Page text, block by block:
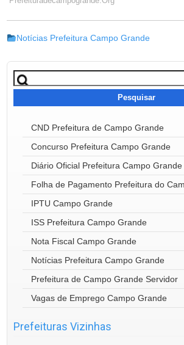
Notícias Prefeitura Campo Grande
Pesquisar
por:
CND Prefeitura de Campo Grande
Concurso Prefeitura Campo Grande
Diário Oficial Prefeitura Campo Grande
Folha de Pagamento Prefeitura do
IPTU Campo Grande
ISS Prefeitura Campo Grande
Nota Fiscal Campo Grande
Notícias Prefeitura Campo Grande
Prefeitura de Campo Grande Servidor
Vagas de Emprego Campo Grande
Prefeituras Vizinhas